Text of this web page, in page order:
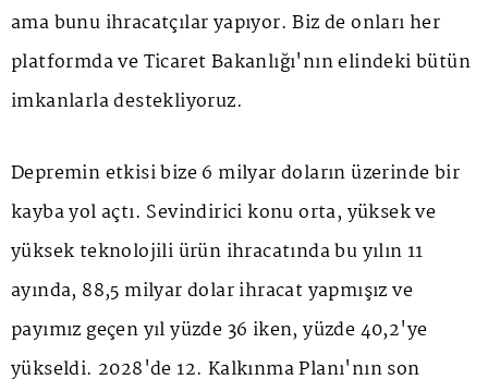
ama bunu ihracatçılar yapıyor. Biz de onları her
platformda ve Ticaret Bakanlığı'nın elindeki bütün
imkanlarla destekliyoruz.
Depremin etkisi bize 6 milyar doların üzerinde bir
kayba yol açtı. Sevindirici konu orta, yüksek ve
yüksek teknolojili ürün ihracatında bu yılın 11
ayında, 88,5 milyar dolar ihracat yapmışız ve
payımız geçen yıl yüzde 36 iken, yüzde 40,2'ye
yükseldi. 2028'de 12. Kalkınma Planı'nın son